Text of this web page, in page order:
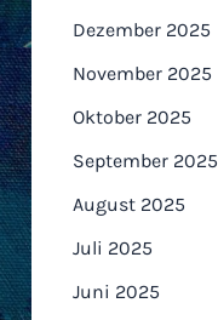
Dezember 2025
November 2025
Oktober 2025
September 2025
August 2025
Juli 2025
Juni 2025